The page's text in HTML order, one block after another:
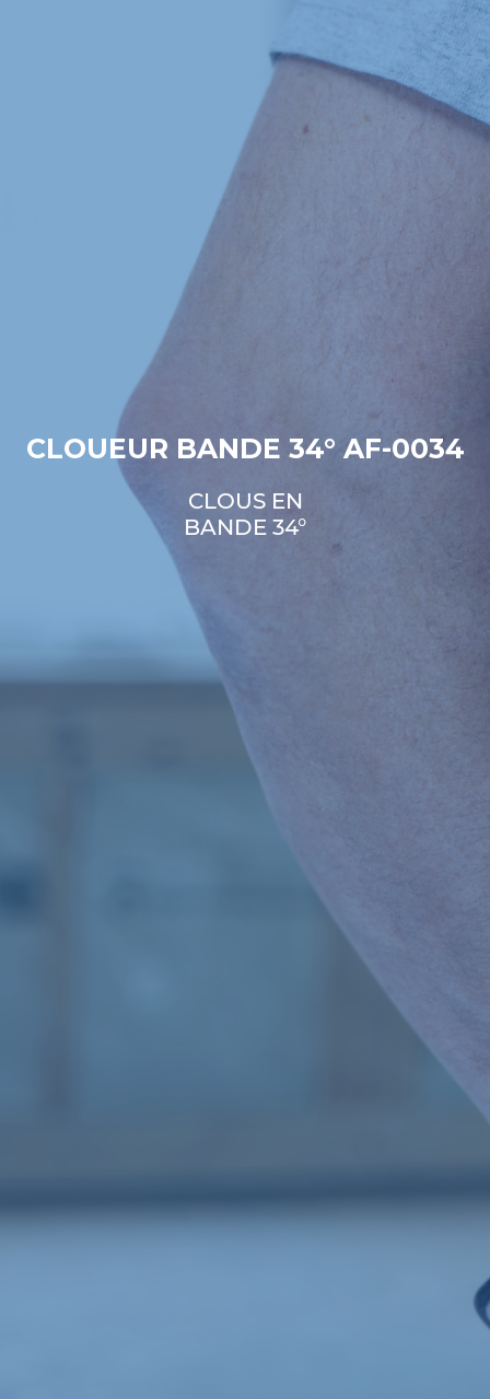
CLOUEUR BANDE 34° AF-0034
CLOUS EN
BANDE 34°